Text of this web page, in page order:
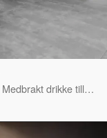
Medbrakt drikke tillatt